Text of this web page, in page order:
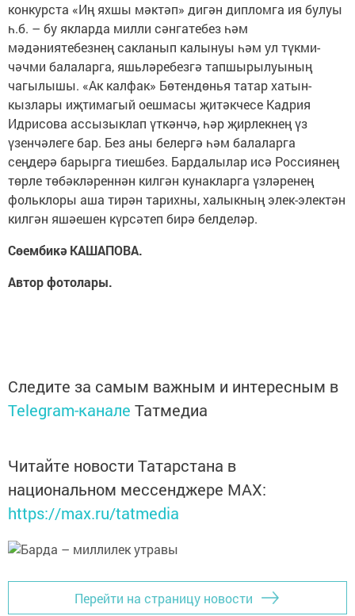
конкурста «Иң яхшы мәктәп» дигән дипломга ия булуы
һ.б. – бу якларда милли сәнгатебез һәм
мәдәниятебезнең сакланып калынуы һәм ул түкми-
чәчми балаларга, яшьләребезгә тапшырылуының
чагылышы. «Ак калфак» Бөтендөнья татар хатын-
кызлары иҗтимагый оешмасы җитәкчесе Кадрия
Идрисова ассызыклап үткәнчә, һәр җирлекнең үз
үзенчәлеге бар. Без аны белергә һәм балаларга
сеңдерә барырга тиешбез. Бардалылар исә Россиянең
төрле төбәкләреннән килгән кунакларга үзләренең
фольклоры аша тирән тарихны, халыкның элек-электән
килгән яшәешен күрсәтеп бирә белделәр.
Сөембикә КАШАПОВА.
Автор фотолары.
Следите за самым важным и интересным в
Telegram-канале Татмедиа
Читайте новости Татарстана в
национальном мессенджере MАХ:
https://max.ru/tatmedia
Перейти на страницу новости